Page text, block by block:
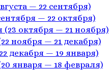
— 22 сентября)
— 22 октября)
(23 октября — 21 ноября)
ноября — 21 декабря)
декабря — 19 января)
января — 18 февраля)